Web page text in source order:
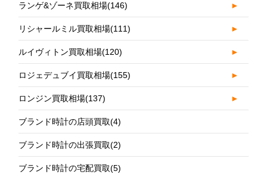
ランゲ&ゾーネ買取相場(146) ►
リシャールミル買取相場(111) ►
ルイヴィトン買取相場(120) ►
ロジェデュブイ買取相場(155) ►
ロンジン買取相場(137) ►
ブランド時計の店頭買取(4)
ブランド時計の出張買取(2)
ブランド時計の宅配買取(5)